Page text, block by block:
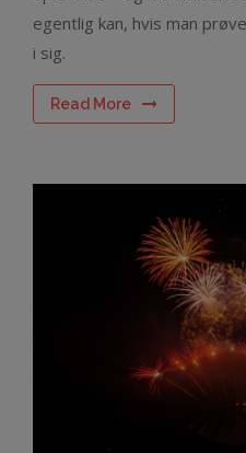
egentlig kan, hvis man
i sig.
Read More